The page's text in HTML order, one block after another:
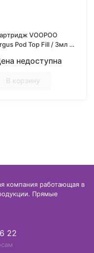
VOOPOO
Pod Top Fill / 3мл /
недоступна
В корзину
компания работающая в
Прямые
22